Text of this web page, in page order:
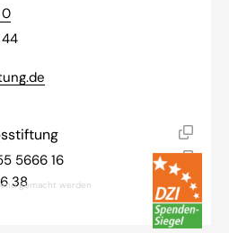
5666 16
38gemacht werden